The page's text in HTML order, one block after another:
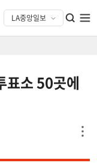
표소 50곳에